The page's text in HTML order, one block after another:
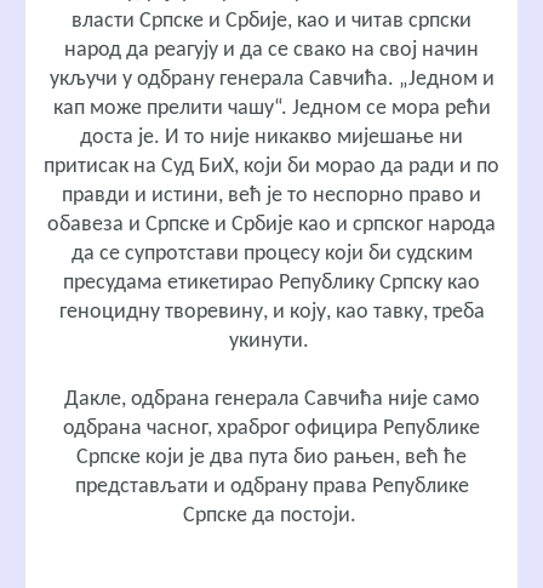
власти Српске и Србије, као и читав српски
народ да реагују и да се свако на свој начин
укључи у одбрану генерала Савчића. „Једном и
кап може прелити чашу“. Једном се мора рећи
доста је. И то није никакво мијешање ни
притисак на Суд БиХ, који би морао да ради и по
правди и истини, већ је то неспорно право и
обавеза и Српске и Србије као и српског народа
да се супротстави процесу који би судским
пресудама етикетирао Републику Српску као
геноцидну творевину, и коју, као тавку, треба
укинути.
Дакле, одбрана генерала Савчића није само
одбрана часног, храброг официра Републике
Српске који је два пута био рањен, већ ће
представљати и одбрану права Републике
Српске да постоји.